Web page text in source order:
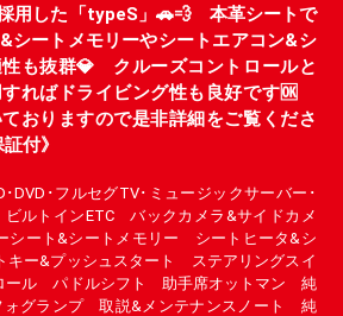
用した「typeS」🚗💨 本革シートで
シートメモリーやシートエアコン&シ
も抜群💎 クルーズコントロールと
ればドライビング性も良好です🆗
おりますので是非詳細をご覧くださ
付》
･DVD･フルセグTV･ミュージックサーバー･
ルトインETC バックカメラ&サイドカメ
ート&シートメモリー シートヒータ&シ
ー&プッシュスタート ステアリングスイ
ール パドルシフト 助手席オットマン 純
グランプ 取説&メンテナンスノート 純